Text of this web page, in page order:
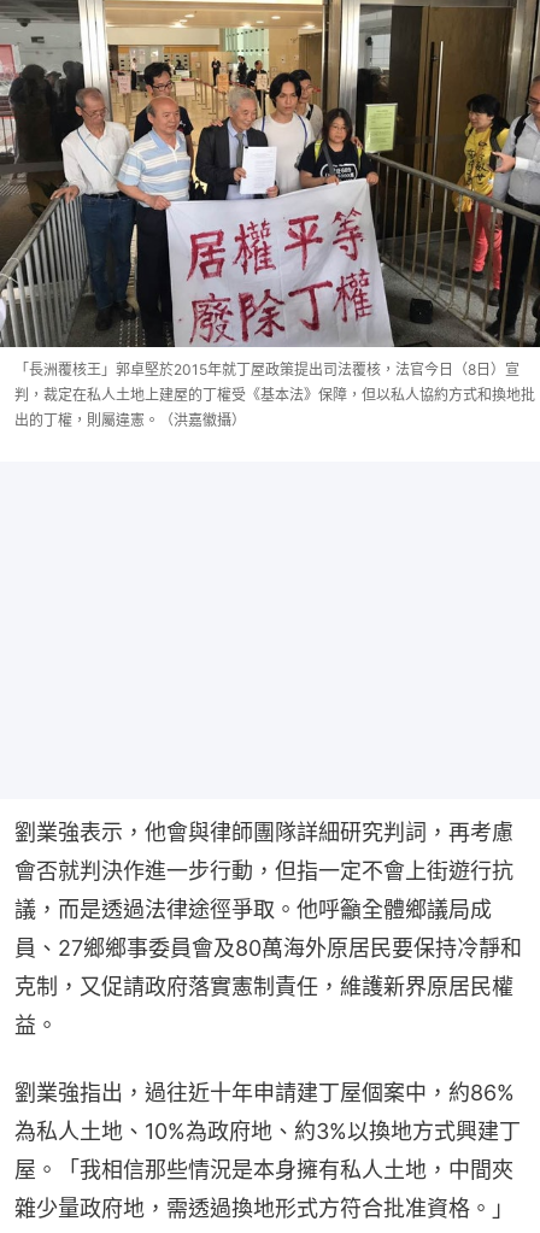
「長洲覆核王」郭卓堅於2015年就丁屋政策提出司法覆核，法官今日（8日）宣
判，裁定在私人土地上建屋的丁權受《基本法》保障，但以私人協約方式和換地批
出的丁權，則屬違憲。（洪嘉徽攝）
劉業強表示，他會與律師團隊詳細研究判詞，再考慮
會否就判決作進一步行動，但指一定不會上街遊行抗
議，而是透過法律途徑爭取。他呼籲全體鄉議局成
員、27鄉鄉事委員會及80萬海外原居民要保持冷靜和
克制，又促請政府落實憲制責任，維護新界原居民權
益。
劉業強指出，過往近十年申請建丁屋個案中，約86%
為私人土地、10%為政府地、約3%以換地方式興建丁
屋。「我相信那些情況是本身擁有私人土地，中間夾
雜少量政府地，需透過換地形式方符合批准資格。」